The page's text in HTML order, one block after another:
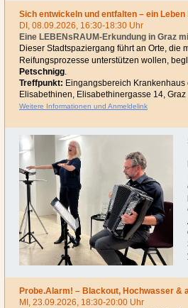
Sich entwickeln und entfalten – ein Leben
DI, 08.09.2026, 16:30-18:30 Uhr
Eine LEBENsRAUM-Erkundung in Graz
Dieser Stadtspaziergang führt an Orte, die
Reifungsprozesse unterstützen wollen,
Petschnigg.
Treffpunkt: Eingangsbereich Krankenhaus
Elisabethinen, Elisabethinergasse 14, Graz
Weitere Informationen und Anmeldelink
Probe.Alarm! – Blackout, Hochwasser &
MI, 23.09.2026, 18:30-20:00 Uhr